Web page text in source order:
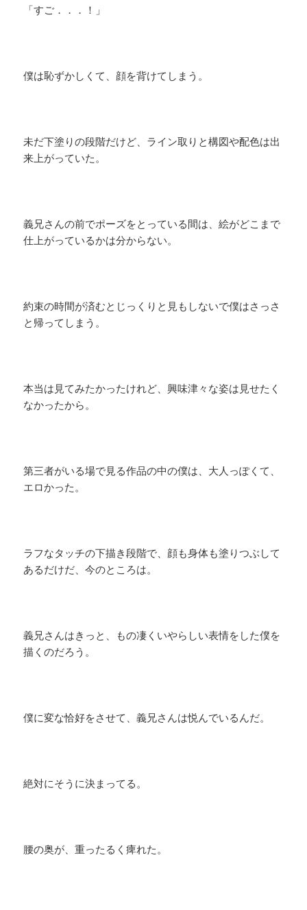
「すご．．．！」
僕は恥ずかしくて、顔を背けてしまう。
未だ下塗りの段階だけど、ライン取りと構図や配色は出
来上がっていた。
義兄さんの前でポーズをとっている間は、絵がどこまで
仕上がっているかは分からない。
約束の時間が済むとじっくりと見もしないで僕はさっさ
と帰ってしまう。
本当は見てみたかったけれど、興味津々な姿は見せたく
なかったから。
第三者がいる場で見る作品の中の僕は、大人っぽくて、
エロかった。
ラフなタッチの下描き段階で、顔も身体も塗りつぶして
あるだけだ、今のところは。
義兄さんはきっと、もの凄くいやらしい表情をした僕を
描くのだろう。
僕に変な恰好をさせて、義兄さんは悦んでいるんだ。
絶対にそうに決まってる。
腰の奥が、重ったるく痺れた。